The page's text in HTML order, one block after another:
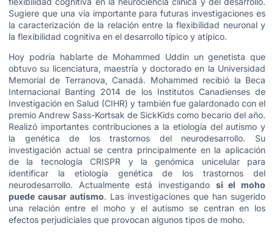
Sugiere que una vía importante para futuras investigaciones es
la caracterización de la relación entre la flexibilidad neuronal y
la flexibilidad cognitiva en el desarrollo típico y atípico.
Hoy podría hablarte de Mohammed Uddin un genetista que
obtuvo su licenciatura, maestría y doctorado en la Universidad
Memorial de Terranova, Canadá. Mohammed recibió la Beca
Internacional Banting 2014 de los Institutos Canadienses de
Investigación en Salud (CIHR) y también fue galardonado con el
premio Andrew Sass-Kortsak de SickKids como becario del año.
Realizó importantes contribuciones a la etiología del autismo y
la genética de los trastornos del neurodesarrollo. Su
investigación actual se centra principalmente en la aplicación
de la tecnología CRISPR y la genómica unicelular para
identificar la etiología genética de los trastornos del
neurodesarrollo. Actualmente está investigando si el moho
puede causar autismo. Las investigaciones que han sugerido
una relación entre el moho y el autismo se centran en los
efectos perjudiciales que provocan algunos tipos de moho.